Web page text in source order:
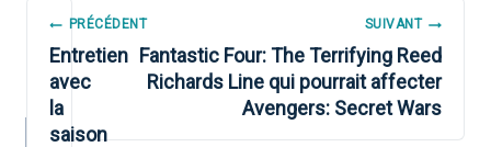
NAVIGATION
DE
L’ARTICLE
PRÉCÉDENT
Entretien
avec
la
saison
SUIVANT
Fantastic Four: The Terrifying Reed
Richards Line qui pourrait affecter
Avengers: Secret Wars